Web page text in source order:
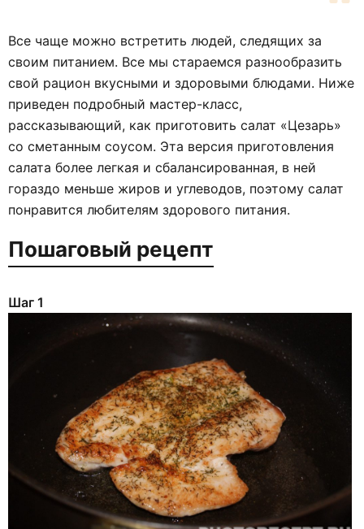
Все чаще можно встретить людей, следящих за
своим питанием. Все мы стараемся разнообразить
свой рацион вкусными и здоровыми блюдами. Ниже
приведен подробный мастер-класс,
рассказывающий, как приготовить салат «Цезарь»
со сметанным соусом. Эта версия приготовления
салата более легкая и сбалансированная, в ней
гораздо меньше жиров и углеводов, поэтому салат
понравится любителям здорового питания.
Пошаговый рецепт
Шаг 1